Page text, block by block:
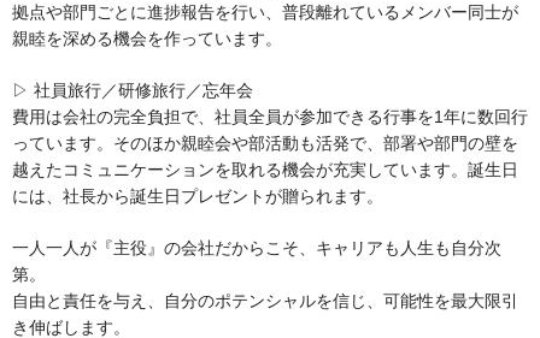
拠点や部門ごとに進捗報告を行い、普段離れているメンバー同士が
親睦を深める機会を作っています。
▷ 社員旅行／研修旅行／忘年会
費用は会社の完全負担で、社員全員が参加できる行事を1年に数回行
っています。そのほか親睦会や部活動も活発で、部署や部門の壁を
越えたコミュニケーションを取れる機会が充実しています。誕生日
には、社長から誕生日プレゼントが贈られます。
一人一人が『主役』の会社だからこそ、キャリアも人生も自分次
第。
自由と責任を与え、自分のポテンシャルを信じ、可能性を最大限引
き伸ばします。